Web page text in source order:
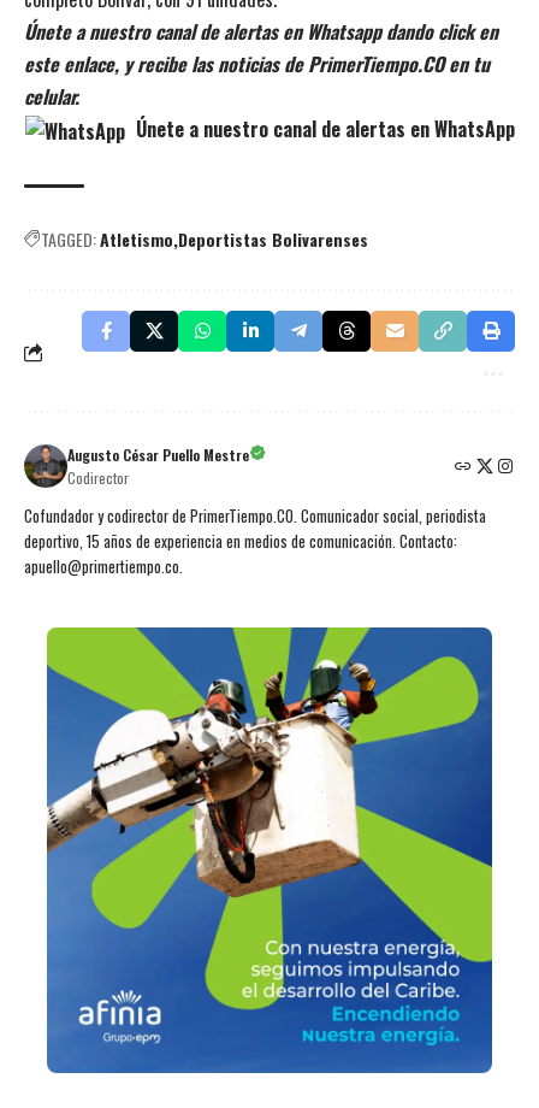
Únete a nuestro canal de alertas en Whatsapp dando click en
este enlace, y recibe las noticias de PrimerTiempo.CO en tu
celular.
Únete a nuestro canal de alertas en WhatsApp
TAGGED:Atletismo Deportistas Bolivarenses
Augusto César Puello Mestre
Codirector
Cofundador y codirector de PrimerTiempo.CO. Comunicador social, periodista
deportivo, 15 años de experiencia en medios de comunicación. Contacto:
apuello@primertiempo.co.